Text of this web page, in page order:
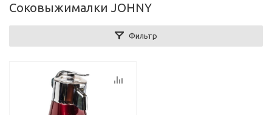
Соковыжималки JOHNY
Фильтр